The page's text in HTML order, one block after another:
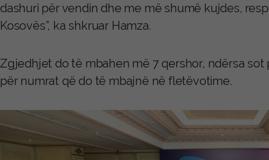
dashuri për vendin dhe me më shumë kujdes,
Kosovës”, ka shkruar Hamza.
Zgjedhjet do të mbahen më 7 qershor, ndërsa
për numrat që do të mbajnë në fletëvotime.